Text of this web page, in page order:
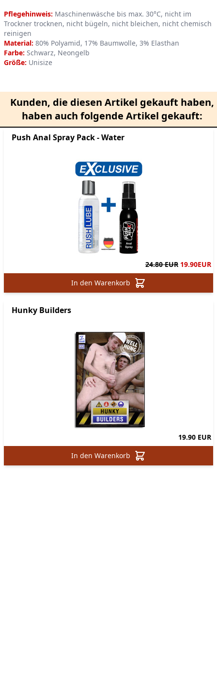
Pflegehinweis: Maschinenwäsche bis max. 30°C, nicht im
Trockner trocknen, nicht bügeln, nicht bleichen, nicht chemisch
reinigen
Material: 80% Polyamid, 17% Baumwolle, 3% Elasthan
Farbe: Schwarz, Neongelb
Größe: Unisize
Kunden, die diesen Artikel gekauft haben,
haben auch folgende Artikel gekauft:
Push Anal Spray Pack - Water
24.80 EUR 19.90EUR
In den Warenkorb
Hunky Builders
19.90 EUR
In den Warenkorb